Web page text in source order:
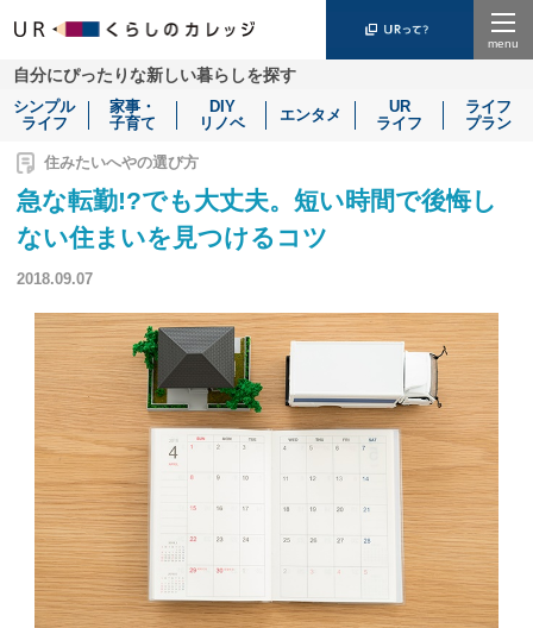
自分にぴったりな新しい暮らしを探す
シンプル
ライフ
家事・
子育て
DIY
リノベ
エンタメ
UR
ライフ
ライフ
プラン
住みたいへやの選び方
急な転勤!?でも大丈夫。短い時間で後悔し
ない住まいを見つけるコツ
2018.09.07